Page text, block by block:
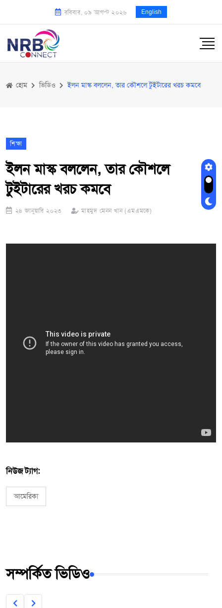
রবিবার, ০৯ আগস্ট ২০২৬ English
হোম ভিডিও ইলন মাস্ক বললেন, তার কৌশলে টুইটারের খরচ কমবে
শিক্ষা
ইলন মাস্ক বললেন, তার কৌশলে
টুইটারের খরচ কমবে
২৪ জানুয়ারি ২০২৩ মাহমুদ মেনন খান (এমএমকে)
নিউজ ট্যাগ:
আমেরিকা
সম্পর্কিত ভিডিও